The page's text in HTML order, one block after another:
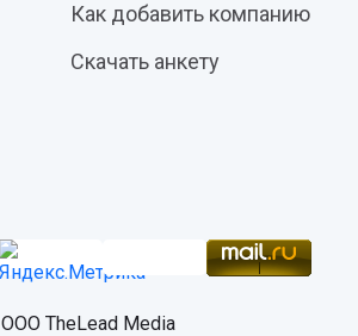
Как добавить компанию
Скачать анкету
ООО TheLead Media